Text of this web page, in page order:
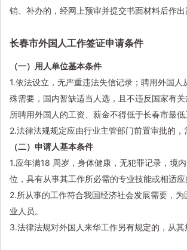
销、补办的，经网上预审并提交书面材料后作出
长春市外国人工作签证申请条件
（一）用人单位基本条件
1.依法设立，无严重违法失信记录；聘用外国人
殊需要，国内暂缺适当人选，且不违反国家有
所聘用外国人的工资、薪金不得低于长春市最低
2.法律法规规定应由行业主管部门前置审批的，
（二）申请人基本条件
1.应年满18 周岁，身体健康，无犯罪记录，境
位，具有从事其工作所必需的专业技能或相适应
2.所从事的工作符合我国经济社会发展需要，
业人员。
3.法律法规对外国人来华工作另有规定的，从其